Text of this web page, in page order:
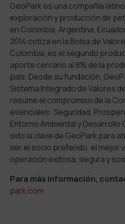
GeoPark es una compañía
exploración y producción de
en Colombia, Argentina,
2014 cotiza en la Bolsa de
Colombia, es el segundo
aporte cercano al 8% de la
país. Desde su fundación,
Sistema Integrado de Valores
resume el compromiso de la
esenciales: Seguridad,
Entorno Ambiental y Desarrollo
sido la clave de GeoPark para
ser el socio preferido, el mejor
operación exitosa, segura y
Para más información,
park.com